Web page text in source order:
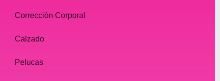
Los lápices para cejas son excelentes para
Corrección Corporal
Calzado
Pelucas